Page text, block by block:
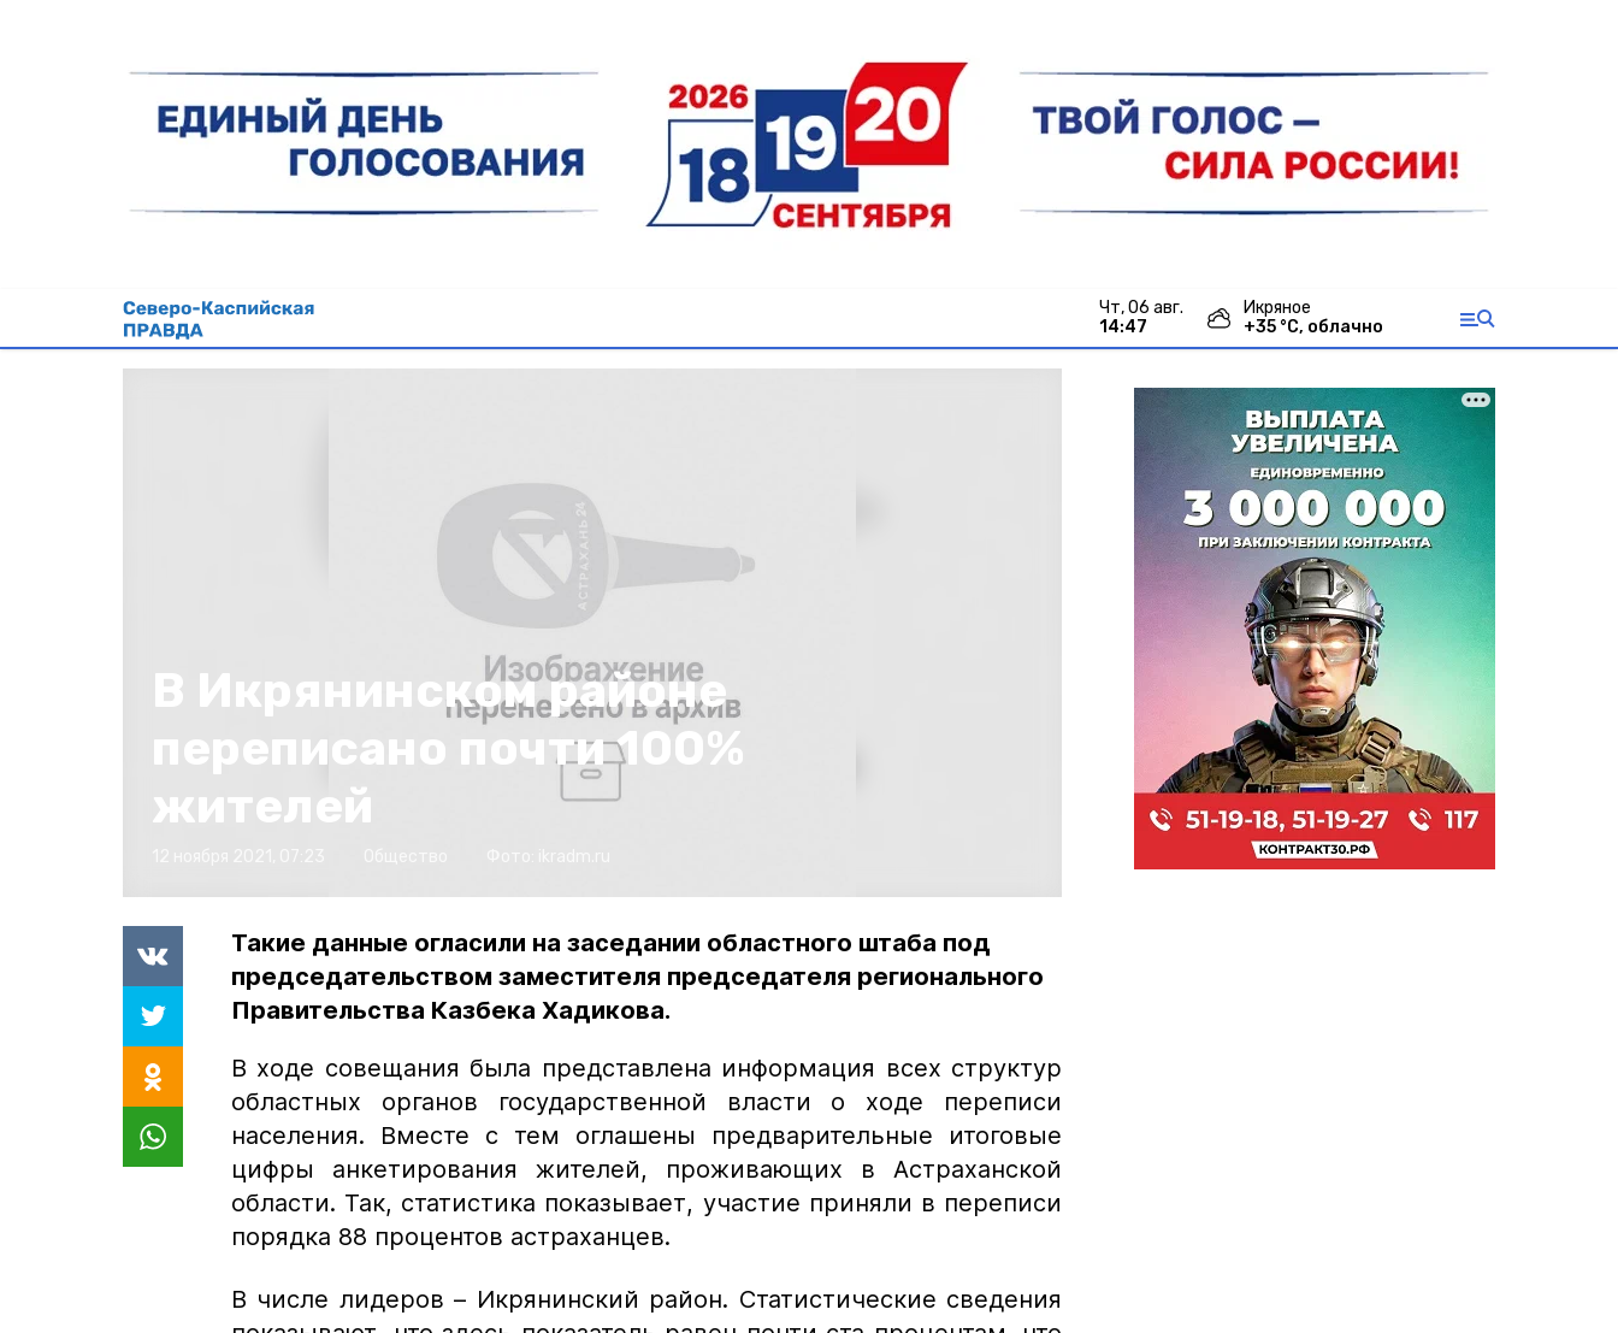
чт, 06 авг.
14:48
Икряное
+35 °С, облачно
В Икрянинском районе
переписано почти 100%
жителей
Такие данные огласили на заседании областного штаба под
председательством заместителя председателя регионального
Правительства Казбека Хадикова.
В ходе совещания была представлена информация всех структур
областных органов государственной власти о ходе переписи
населения. Вместе с тем оглашены предварительные итоговые
цифры анкетирования жителей, проживающих в Астраханской
области. Так, статистика показывает, участие приняли в переписи
порядка 88 процентов астраханцев.
В числе лидеров – Икрянинский район. Статистические сведения